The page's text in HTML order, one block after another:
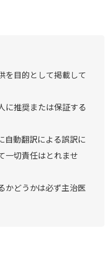
を目的として掲載して
に推奨または保証する
自動翻訳による誤訳に
一切責任はとれませ
かどうかは必ず主治医